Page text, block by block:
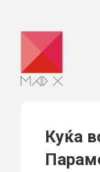
content
Куќа